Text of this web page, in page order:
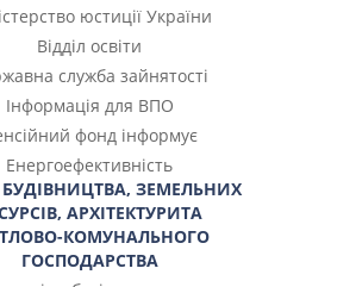
юстиції України
Відділ освіти
служба зайнятості
Інформація для ВПО
фонд інформує
Енергоефективність
БУДІВНИЦТВА, ЗЕМЕЛЬНИХ
АРХІТЕКТУРИТА
КОМУНАЛЬНОГО
ГОСПОДАРСТВА